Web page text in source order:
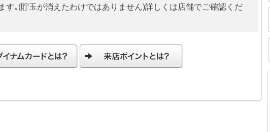
す｡(貯玉が消えたわけではありません)詳しくは店舗でご確認くだ